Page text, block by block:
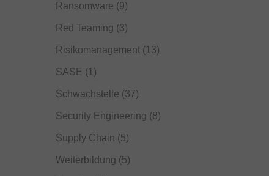
Ransomware (9)
Red Teaming (3)
Risikomanagement(13)
SASE (1)
Schwachstelle (37)
Security Engineering (8)
Supply Chain (5)
Weiterbildung (5)